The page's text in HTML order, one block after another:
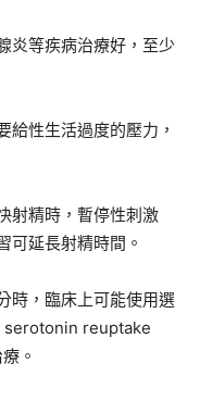
炎等疾病治療好，至少
給性生活過度的壓力，
射精時，暫停性刺激
可延長射精時間。
時，臨床上可能使用選
serotonin reuptake
。